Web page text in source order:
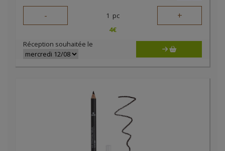
- 1 pc +
4€
Réception souhaitée le